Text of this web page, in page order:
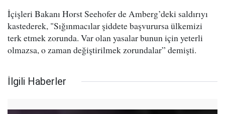
İçişleri Bakanı Horst Seehofer de Amberg’deki saldırıyı
kastederek, "Sığınmacılar şiddete başvurursa ülkemizi
terk etmek zorunda. Var olan yasalar bunun için yeterli
olmazsa, o zaman değiştirilmek zorundalar” demişti.
İlgili Haberler